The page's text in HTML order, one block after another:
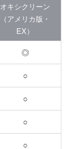
オキシクリーン
（アメリカ版・
EX）
◎
○
○
○
○